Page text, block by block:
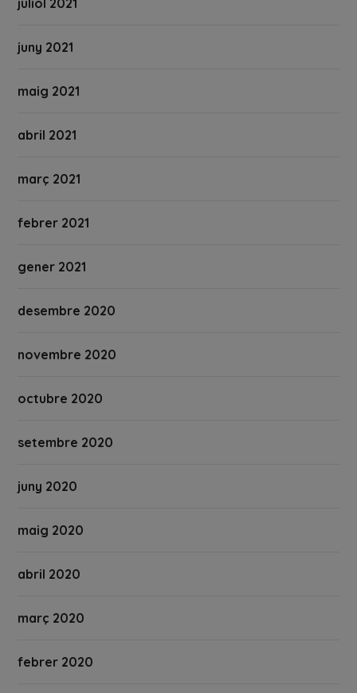
juliol 2021
juny 2021
maig 2021
abril 2021
març 2021
febrer 2021
gener 2021
desembre 2020
novembre 2020
octubre 2020
setembre 2020
juny 2020
maig 2020
abril 2020
març 2020
febrer 2020